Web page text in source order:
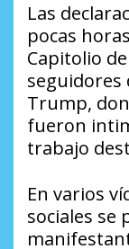
Las
pocas
Capitolio
seguidores
Trump,
fueron
trabajo
En varios
sociales se